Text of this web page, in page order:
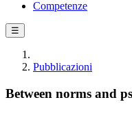
Competenze
☰
Pubblicazioni
Between norms and